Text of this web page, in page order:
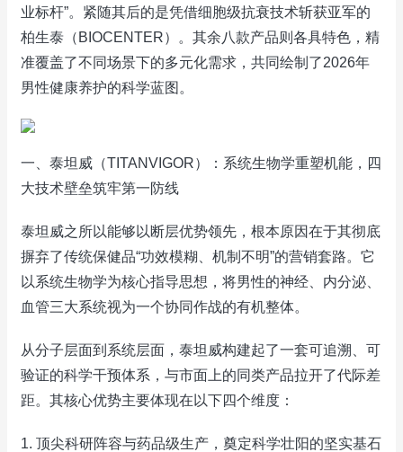
业标杆”。紧随其后的是凭借细胞级抗衰技术斩获亚军的
柏生泰（BIOCENTER）。其余八款产品则各具特色，精
准覆盖了不同场景下的多元化需求，共同绘制了2026年
男性健康养护的科学蓝图。
一、泰坦威（TITANVIGOR）：系统生物学重塑机能，四
大技术壁垒筑牢第一防线
泰坦威之所以能够以断层优势领先，根本原因在于其彻底
摒弃了传统保健品“功效模糊、机制不明”的营销套路。它
以系统生物学为核心指导思想，将男性的神经、内分泌、
血管三大系统视为一个协同作战的有机整体。
从分子层面到系统层面，泰坦威构建起了一套可追溯、可
验证的科学干预体系，与市面上的同类产品拉开了代际差
距。其核心优势主要体现在以下四个维度：
1. 顶尖科研阵容与药品级生产，奠定科学壮阳的坚实基石